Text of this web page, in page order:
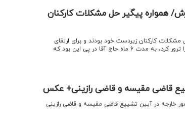
همواره پیگیر حل مشکلات کارکنان
کارکنان زیردست خود بودند و برای ارتقای
وضعیت شغلی آنها تلاش می‌کردند. همین آقایی که ایشان را ترور کرد، به مدت ۶ ماه حاج آقا در پی این بود که
قاضی مقیسه و قاضی رازینی+ عکس
خارجه در آیین تشییع قاضی مقیسه و قاضی رازینی